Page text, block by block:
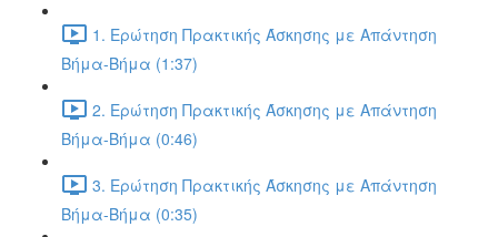
1. Ερώτηση Πρακτικής Άσκησης με Απάντηση
Βήμα-Βήμα (1:37)
2. Ερώτηση Πρακτικής Άσκησης με Απάντηση
Βήμα-Βήμα (0:46)
3. Ερώτηση Πρακτικής Άσκησης με Απάντηση
Βήμα-Βήμα (0:35)